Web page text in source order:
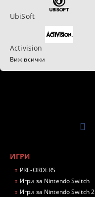
UbiSoft
Activision
Виж всички
ИГРИ
PRE-ORDERS
Игри за Nintendo Switch
Игри за Nintendo Switch 2